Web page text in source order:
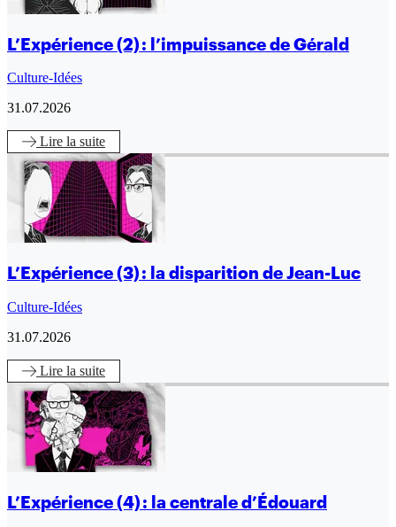
L’Expérience (2) : l’impuissance de Gérald
Culture-Idées
31.07.2026
Lire la suite
L’Expérience (3) : la disparition de Jean-Luc
Culture-Idées
31.07.2026
Lire la suite
L’Expérience (4) : la centrale d’Édouard